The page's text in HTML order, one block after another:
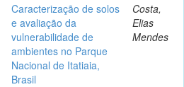
Caracterização de solos
e avaliação da
vulnerabilidade de
ambientes no Parque
Nacional de Itatiaia,
Brasil
Costa,
Elias
Mendes